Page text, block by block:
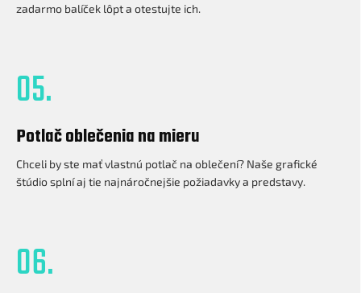
zadarmo balíček lôpt a otestujte ich.
05.
Potlač oblečenia na mieru
Chceli by ste mať vlastnú potlač na oblečení? Naše grafické
štúdio splní aj tie najnáročnejšie požiadavky a predstavy.
06.